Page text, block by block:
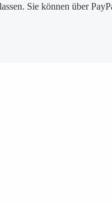
Sie können über